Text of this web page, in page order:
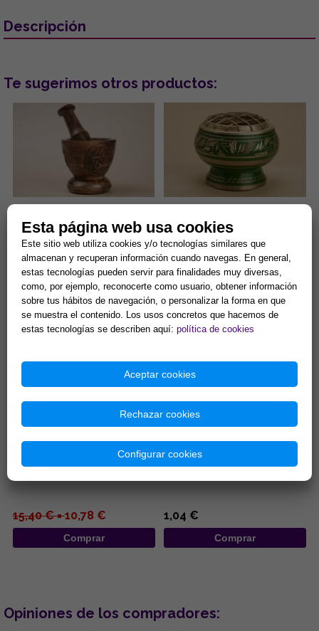
Descripción
Te sugerimos otros productos:
PENTAGRAMA 8 X 10 CM (150
GRMS)
El mortero de madera con
pentagrama de 8 x 10 cm (150
gramos) es una herramienta
esotérica para el uso en alta...
14,90 €
Comprar
COLOR VERDE 5.5X5 CMS
...
13,94 €
Comprar
INCENSARIO MADERA
15,40 € =10,78 €
Comprar
INCENSARIOS DE MADERA 25,5
CM
1,04 €
Comprar
Opiniones de los compradores:
Esta página web usa cookies
Este sitio web utiliza cookies y/o tecnologías similares que
almacenan y recuperan información cuando navegas. En general,
estas tecnologías pueden servir para finalidades muy diversas,
como, por ejemplo, reconocerte como usuario, obtener información
sobre tus hábitos de navegación, o personalizar la forma en que
se muestra el contenido. Los usos concretos que hacemos de
estas tecnologías se describen aquí: política de cookies
Aceptar cookies
Rechazar cookies
Configurar cookies